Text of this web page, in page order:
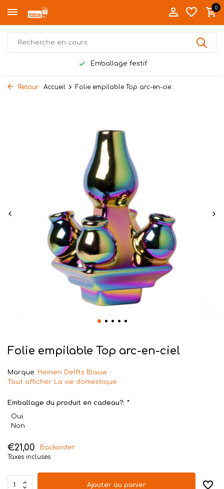
0
Emballage festif
Retour Accueil Folie empilable Top arc-en-cie...
Folie empilable Top arc-en-ciel
Marque: Heinen Delfts Blauw
Tout afficher La vie domestique
Emballage du produit en cadeau?: *
Oui
Non
€21,00
Backorder
Taxes incluses
Ajouter au panier